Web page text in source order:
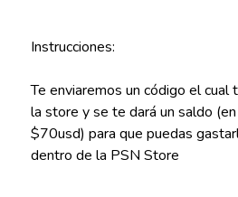
Instrucciones:
Te enviaremos un código el cual
la store y se te dará un saldo
$70usd) para que puedas
dentro de la PSN Store